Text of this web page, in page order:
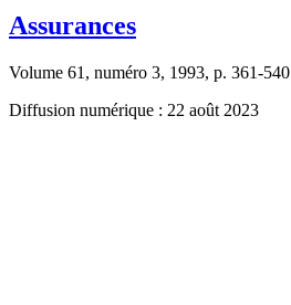
Assurances
Volume 61, numéro 3, 1993, p. 361-540
Diffusion numérique : 22 août 2023